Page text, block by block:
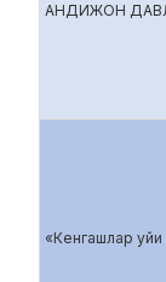
АНДИЖОН
«Кенгашлар